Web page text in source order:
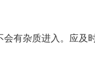
有杂质进入。应及